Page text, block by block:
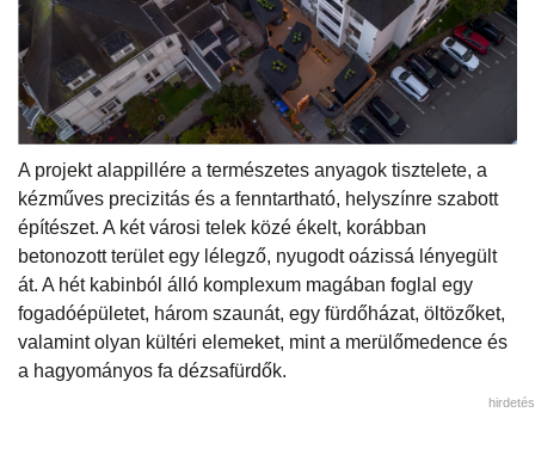
A projekt alappillére a természetes anyagok tisztelete, a
kézműves precizitás és a fenntartható, helyszínre szabott
építészet. A két városi telek közé ékelt, korábban
betonozott terület egy lélegző, nyugodt oázissá lényegült
át. A hét kabinból álló komplexum magában foglal egy
fogadóépületet, három szaunát, egy fürdőházat, öltözőket,
valamint olyan kültéri elemeket, mint a merülőmedence és
a hagyományos fa dézsafürdők.
hirdetés